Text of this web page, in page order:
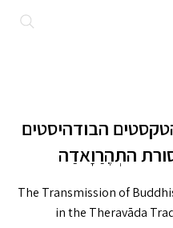
הבודהיסטים
התְהֶרַוָאדַה
The Transmission of
in the Theravāda